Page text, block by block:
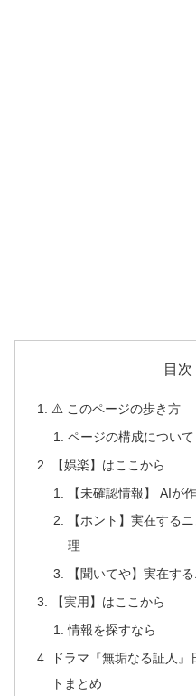
目次
⚠️ このページの歩き方
ページの構成について
【娯楽】はここから
【未確認情報】 AIが
【ホント】実在する
理
【聞いてや】実在す
【実用】はここから
情報を探すなら
ドラマ『無垢なる証人
トまとめ